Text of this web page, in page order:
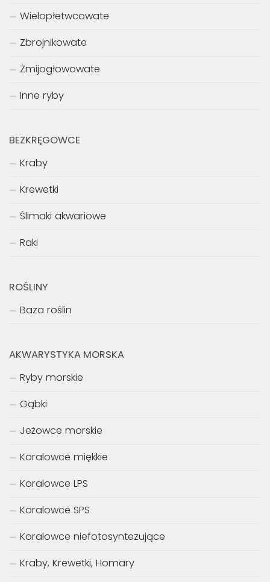
Wielopłetwcowate
Zbrojnikowate
Żmijogłowowate
Inne ryby
BEZKRĘGOWCE
Kraby
Krewetki
Ślimaki akwariowe
Raki
ROŚLINY
Baza roślin
AKWARYSTYKA MORSKA
Ryby morskie
Gąbki
Jeżowce morskie
Koralowce miękkie
Koralowce LPS
Koralowce SPS
Koralowce niefotosyntezujące
Kraby, Krewetki, Homary